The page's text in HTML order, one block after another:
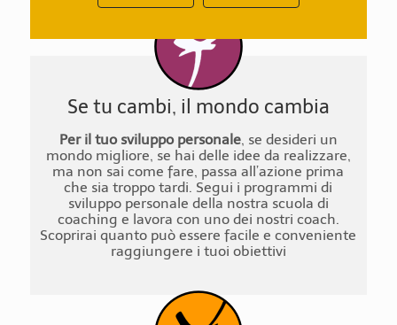
Se tu cambi, il mondo cambia
Per il tuo sviluppo personale, se desideri un
mondo migliore, se hai delle idee da realizzare,
ma non sai come fare, passa all’azione prima
che sia troppo tardi. Segui i programmi di
sviluppo personale della nostra scuola di
coaching e lavora con uno dei nostri coach.
Scoprirai quanto può essere facile e conveniente
raggiungere i tuoi obiettivi